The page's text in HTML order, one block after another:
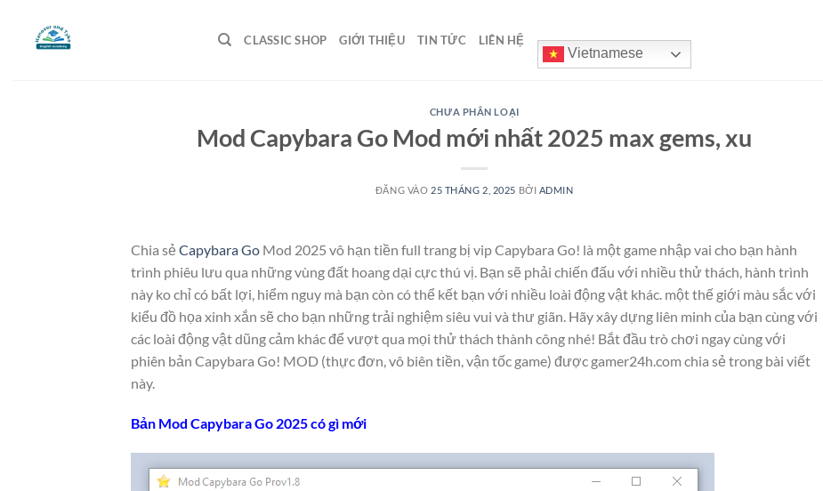
CLASSIC SHOP GIỚI THIỆU TIN TỨC LIÊN HỆ
Vietnamese
CHƯA PHÂN LOẠI
Mod Capybara Go Mod mới nhất 2025 max gems, xu
ĐĂNG VÀO 25 THÁNG 2, 2025 BỞI ADMIN
Chia sẻ Capybara Go Mod 2025 vô hạn tiền full trang bị vip Capybara Go! là một game nhập vai cho bạn hành
trình phiêu lưu qua những vùng đất hoang dại cực thú vị. Bạn sẽ phải chiến đấu với nhiều thử thách, hành trình
này ko chỉ có bất lợi, hiểm nguy mà bạn còn có thể kết bạn với nhiều loài động vật khác. một thế giới màu sắc với
kiểu đồ họa xinh xắn sẽ cho bạn những trải nghiệm siêu vui và thư giãn. Hãy xây dựng liên minh của bạn cùng với
các loài động vật dũng cảm khác để vượt qua mọi thử thách thành công nhé! Bắt đầu trò chơi ngay cùng với
phiên bản Capybara Go! MOD (thực đơn, vô biên tiền, vận tốc game) được gamer24h.com chia sẻ trong bài viết
này.
Bản Mod Capybara Go 2025 có gì mới